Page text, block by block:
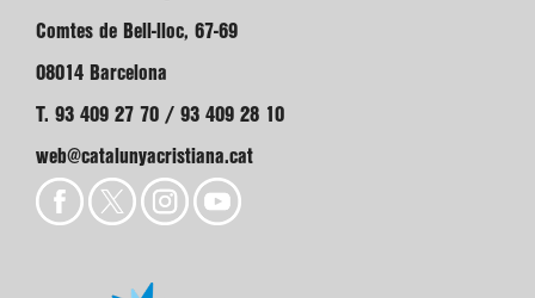
Comtes de Bell-lloc, 67-69
08014 Barcelona
T. 93 409 27 70 / 93 409 28 10
web@catalunyacristiana.cat